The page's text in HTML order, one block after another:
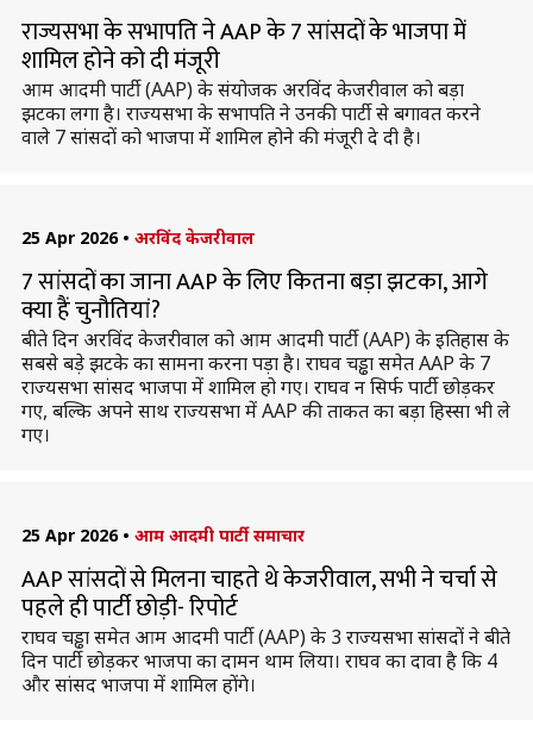
राज्यसभा के सभापति ने AAP के 7 सांसदों के भाजपा में
शामिल होने को दी मंजूरी
आम आदमी पार्टी (AAP) के संयोजक अरविंद केजरीवाल को बड़ा
झटका लगा है। राज्यसभा के सभापति ने उनकी पार्टी से बगावत करने
वाले 7 सांसदों को भाजपा में शामिल होने की मंजूरी दे दी है।
25 Apr 2026 • अरविंद केजरीवाल
7 सांसदों का जाना AAP के लिए कितना बड़ा झटका, आगे
क्या हैं चुनौतियां?
बीते दिन अरविंद केजरीवाल को आम आदमी पार्टी (AAP) के इतिहास के
सबसे बड़े झटके का सामना करना पड़ा है। राघव चड्ढा समेत AAP के 7
राज्यसभा सांसद भाजपा में शामिल हो गए। राघव न सिर्फ पार्टी छोड़कर
गए, बल्कि अपने साथ राज्यसभा में AAP की ताकत का बड़ा हिस्सा भी ले
गए।
25 Apr 2026 • आम आदमी पार्टी समाचार
AAP सांसदों से मिलना चाहते थे केजरीवाल, सभी ने चर्चा से
पहले ही पार्टी छोड़ी- रिपोर्ट
राघव चड्ढा समेत आम आदमी पार्टी (AAP) के 3 राज्यसभा सांसदों ने बीते
दिन पार्टी छोड़कर भाजपा का दामन थाम लिया। राघव का दावा है कि 4
और सांसद भाजपा में शामिल होंगे।